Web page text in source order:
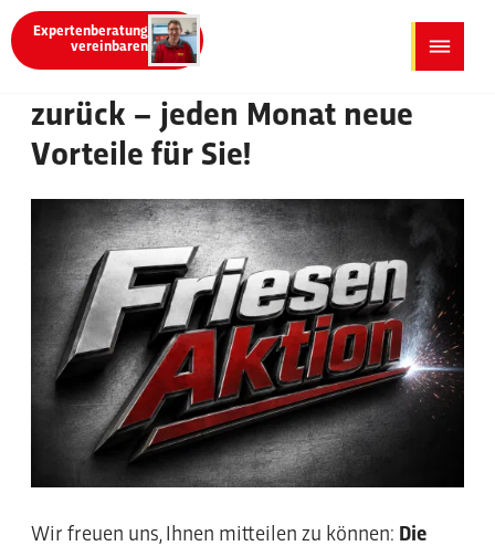
Menü überspringen
Menü überspringen
Die Friesen-Aktionen sind
zurück – jeden Monat neue
Vorteile für Sie!
Wir freuen uns, Ihnen mitteilen zu können: Die
Expertenberatung
vereinbaren